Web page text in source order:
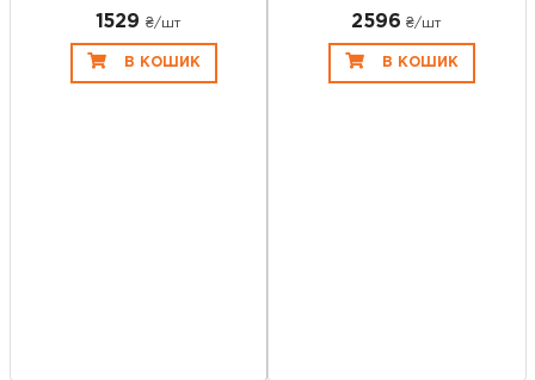
1529 ₴/шт
В КОШИК
2596 ₴/шт
В КОШИК